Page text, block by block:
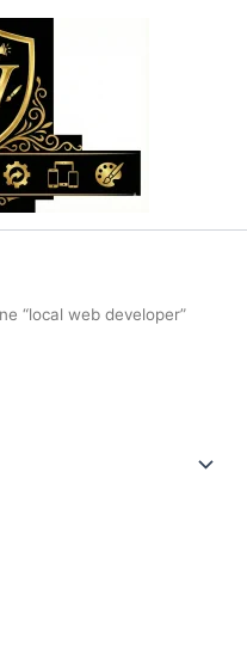
“local web developer”